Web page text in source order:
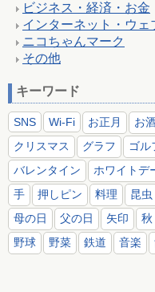
ビジネス・経済・お金
インターネット・ウェ
ニコちゃんマーク
その他
キーワード
SNS Wi-Fi お正月 お
クリスマス
グラフ ゴル
バレンタイン
ホワイトデ
手
押しピン 料理 昆虫
母の日
父の日 矢印 秋
野球
野菜 鉄道 音楽